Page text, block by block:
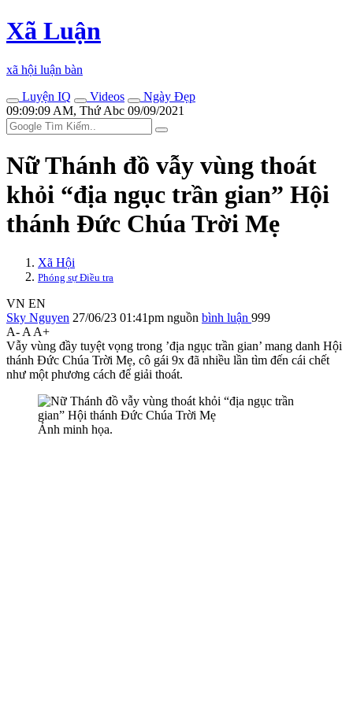
Xã Luận
xã hội luận bàn
Luyện IQ
Videos
Ngày Đẹp
09:09:09 AM, Thứ Abc 09/09/2021
Nữ Thánh đồ vẫy vùng thoát
khỏi “địa ngục trần gian” Hội
thánh Đức Chúa Trời Mẹ
Xã Hội
Phóng sự Điều tra
VN EN
Sky Nguyen 27/06/23 01:41pm nguồn bình luận 999
A- A A+
Vẫy vùng đầy tuyệt vọng trong ’địa ngục trần gian’ mang danh Hội
thánh Đức Chúa Trời Mẹ, cô gái 9x đã nhiều lần tìm đến cái chết
như một phương cách để giải thoát.
Ảnh minh họa.